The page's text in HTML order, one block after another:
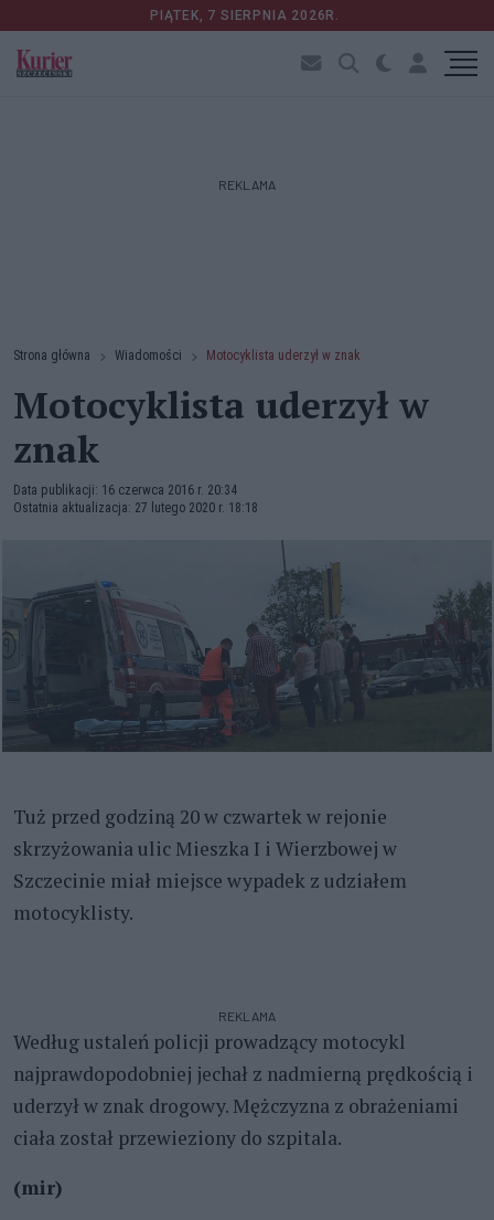
PIĄTEK, 7 SIERPNIA 2026R.
REKLAMA
Strona główna Wiadomości Motocyklista uderzył w znak
Motocyklista uderzył w
znak
Data publikacji: 16 czerwca 2016 r. 20:34
Ostatnia aktualizacja: 27 lutego 2020 r. 18:18
Tuż przed godziną 20 w czwartek w rejonie
skrzyżowania ulic Mieszka I i Wierzbowej w
Szczecinie miał miejsce wypadek z udziałem
motocyklisty.
REKLAMA
Według ustaleń policji prowadzący motocykl
najprawdopodobniej jechał z nadmierną prędkością i
uderzył w znak drogowy. Mężczyzna z obrażeniami
ciała został przewieziony do szpitala.
(mir)